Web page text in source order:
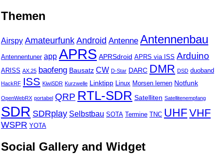
Themen
Airspy Amateurfunk Android Antenne Antennenbau
Antennentuner app APRS APRSdroid APRS via ISS Arduino
ARISS AX.25 baofeng Bausatz CW D-Star DARC DMR DSD duoband
HackRF ISS KiwiSDR Kurzwelle Linktipp Linux Morsen lernen Notfunk
OpenWebRX portabel QRP RTL-SDR Satelliten Satellitenempfang
SDR SDRplay Selbstbau SOTA Termine TNC UHFVHF
WSPR YOTA
Social Gallery and Widget